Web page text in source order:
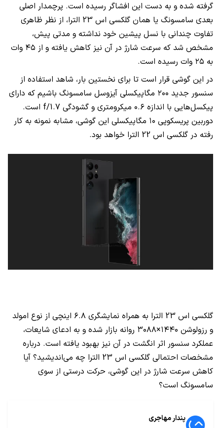
گرفته شده و به دست این افشاگر رسیده است. پرچمدار اصلی
بعدی سامسونگ یا همان گلکسی اس 23 الترا، از نظر ظاهری
تفاوت چندانی با نسل پیشین خود نداشته و مدتی پیش،
مشخص شد که سرعت شارژ در آن نیز کاهش یافته و از ۴۵ وات
به ۲۵ وات رسیده است.
در این گوشی قرار است تا برای نخستین بار، شاهد استفاده از
سنسور جدید ۲۰۰ مگاپیکسلی آیزوسل سامسونگ باشیم که دارای
پیکسل‌هایی با اندازه ۰.۶ میکرومتری و گشودگی
f/1.7 است.
دوربین پریسکوپی ۱۰ مگاپیکسلی این گوشی، مشابه نمونه به کار
رفته در گلکسی اس 22 الترا خواهد بود.
گلکسی اس 23 الترا به همراه نمایشگری ۶.۸ اینچی از نوع امولد
و رزولوشن ۱۴۴۰×۳۰۸۸ روانه بازار شده و به ادعای شایعات،
عملکرد سنسور اثر انگشت در آن نیز بهبود یافته است. درباره
مشخصات احتمالی گلکسی اس 23 الترا چه می‌اندیشید؟ آیا
کاهش سرعت شارژ در این گوشی، حرکت درستی از سوی
سامسونگ است؟
پندار مهاجری